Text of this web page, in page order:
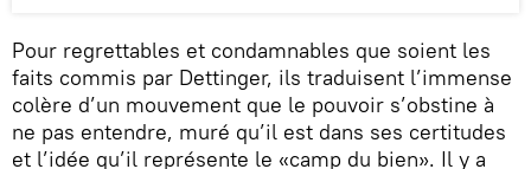
Pour regrettables et condamnables que soient les
faits commis par Dettinger, ils traduisent l’immense
colère d’un mouvement que le pouvoir s’obstine à
ne pas entendre, muré qu’il est dans ses certitudes
et l’idée qu’il représente le «camp du bien». Il y a